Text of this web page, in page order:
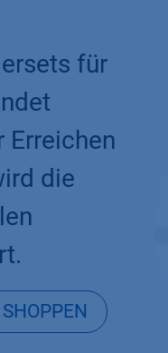
für
Erreichen
die